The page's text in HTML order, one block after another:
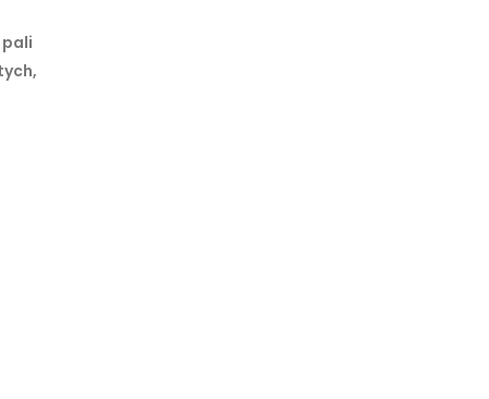
pali